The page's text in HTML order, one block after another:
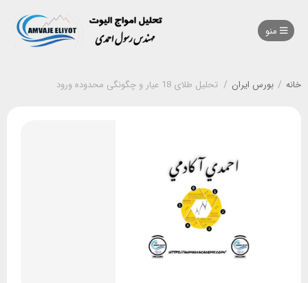
خانه / بورس ایران / تحلیل طلای 18 عیار و چگونگی محدوده ورود